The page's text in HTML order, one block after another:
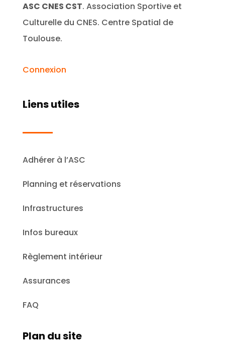
ASC CNES CST. Association Sportive et
Culturelle du CNES. Centre Spatial de
Toulouse.
Connexion
Liens utiles
Adhérer à l’ASC
Planning et réservations
Infrastructures
Infos bureaux
Règlement intérieur
Assurances
FAQ
Plan du site